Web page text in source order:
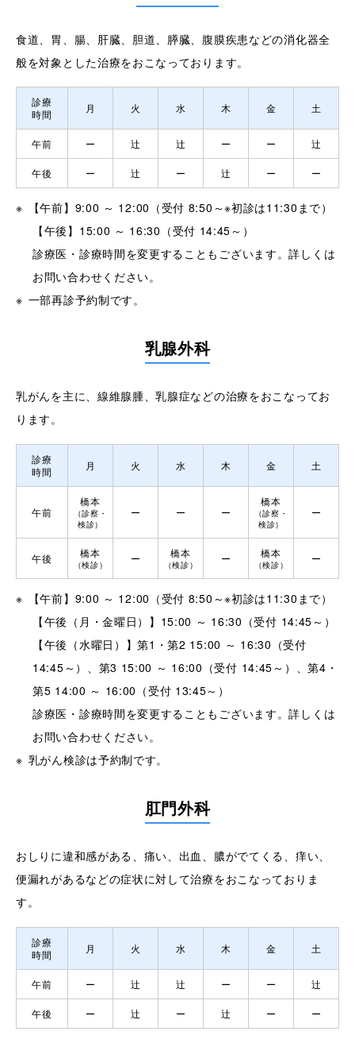
食道、胃、腸、肝臓、胆道、膵臓、腹膜疾患などの消化器全
般を対象とした治療をおこなっております。
診療
時間
月 火 水 木 金 土
午前 ー 辻 辻 ー ー 辻
午後 ー 辻 ー 辻 ー ー
【午前】9:00 ～ 12:00（受付 8:50～※初診は11:30まで）
【午後】15:00 ～ 16:30（受付 14:45～）
診療医・診療時間を変更することもございます。詳しくは
お問い合わせください。
一部再診予約制です。
乳腺外科
乳がんを主に、線維腺腫、乳腺症などの治療をおこなってお
ります。
診療
時間
月 火 水 木 金 土
午前
橋本
（診察・
検診）
ー ー ー
橋本
（診察・
検診）
ー
午後 橋本
（検診） ー 橋本
（検診） ー 橋本
（検診） ー
【午前】9:00 ～ 12:00（受付 8:50～※初診は11:30まで）
【午後（月・金曜日）】15:00 ～ 16:30（受付 14:45～）
【午後（水曜日）】第1・第2 15:00 ～ 16:30（受付
14:45～）、第3 15:00 ～ 16:00（受付 14:45～）、第4・
第5 14:00 ～ 16:00（受付 13:45～）
診療医・診療時間を変更することもございます。詳しくは
お問い合わせください。
乳がん検診は予約制です。
肛門外科
おしりに違和感がある、痛い、出血、膿がでてくる、痒い、
便漏れがあるなどの症状に対して治療をおこなっておりま
す。
診療
時間
月 火 水 木 金 土
午前 ー 辻 辻 ー ー 辻
午後 ー 辻 ー 辻 ー ー